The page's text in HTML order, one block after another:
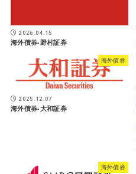
2026.04.15
海外債券-野村証券
海外債券
2025.12.07
海外債券-大和証券
海外債券